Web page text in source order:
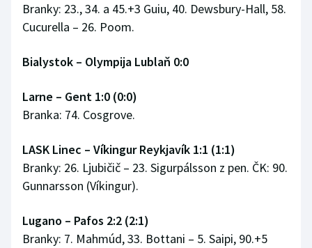
Branky: 23., 34. a 45.+3 Guiu, 40. Dewsbury-Hall, 58.
Cucurella – 26. Poom.
Bialystok – Olympija Lublaň 0:0
Larne – Gent 1:0 (0:0)
Branka: 74. Cosgrove.
LASK Linec – Víkingur Reykjavík 1:1 (1:1)
Branky: 26. Ljubičič – 23. Sigurpálsson z pen. ČK: 90.
Gunnarsson (Víkingur).
Lugano – Pafos 2:2 (2:1)
Branky: 7. Mahmúd, 33. Bottani – 5. Saipi, 90.+5